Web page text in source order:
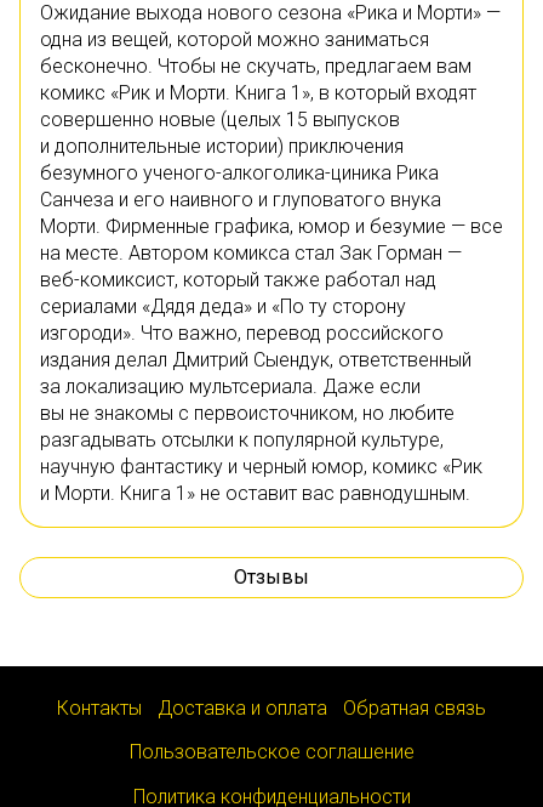
Ожидание выхода нового сезона «Рика и Морти» —
одна из вещей, которой можно заниматься
бесконечно. Чтобы не скучать, предлагаем вам
комикс «Рик и Морти. Книга 1», в который входят
совершенно новые (целых 15 выпусков
и дополнительные истории) приключения
безумного ученого-алкоголика-циника Рика
Санчеза и его наивного и глуповатого внука
Морти. Фирменные графика, юмор и безумие — все
на месте. Автором комикса стал Зак Горман —
веб-комиксист, который также работал над
сериалами «Дядя деда» и «По ту сторону
изгороди». Что важно, перевод российского
издания делал Дмитрий Сыендук, ответственный
за локализацию мультсериала. Даже если
вы не знакомы с первоисточником, но любите
разгадывать отсылки к популярной культуре,
научную фантастику и черный юмор, комикс «Рик
и Морти. Книга 1» не оставит вас равнодушным.
Отзывы
Контакты Доставка и оплата
Обратная связь
Пользовательское соглашение
Политика конфиденциальности